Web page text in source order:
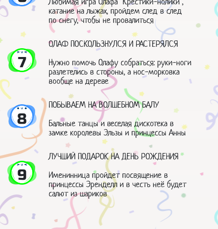
катание на лыжах, пройдем след в след
по снегу, чтобы не провалиться
7
ОЛАФ ПОСКОЛЬЗНУЛСЯ И РАСТЕРЯЛСЯ
Нужно помочь Олафу собраться: руки-ноги
разлетелись в стороны, а нос-морковка
вообще на дереве
8
ПОБЫВАЕМ НА ВОЛШЕБНОМ БАЛУ
Бальные танцы и веселая дискотека в
замке королевы Эльзы и принцессы Анны
9
ЛУЧШИЙ ПОДАРОК НА ДЕНЬ РОЖДЕНИЯ
Именинница пройдет посвящение в
принцессы Эренделл и в честь неё будет
салют из шариков